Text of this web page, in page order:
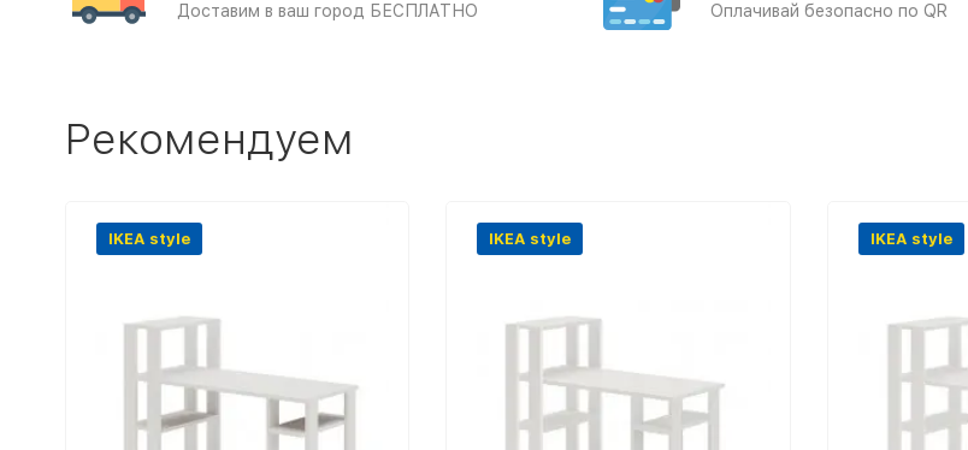
Доставим в ваш город БЕСПЛАТНО Оплачивай безопасно по QR
Рекомендуем
IKEA style IKEA style IKEA style